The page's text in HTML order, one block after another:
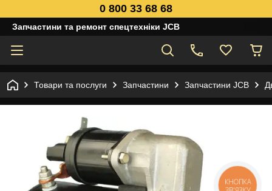
0 800 33 68 68
Запчастини та ремонт спецтехніки JCB
Товари та послуги Запчастини Запчастини JCB
КНОПКА